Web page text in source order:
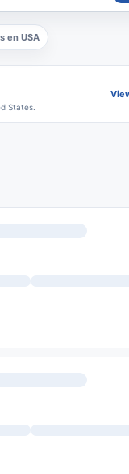
en USA
States.